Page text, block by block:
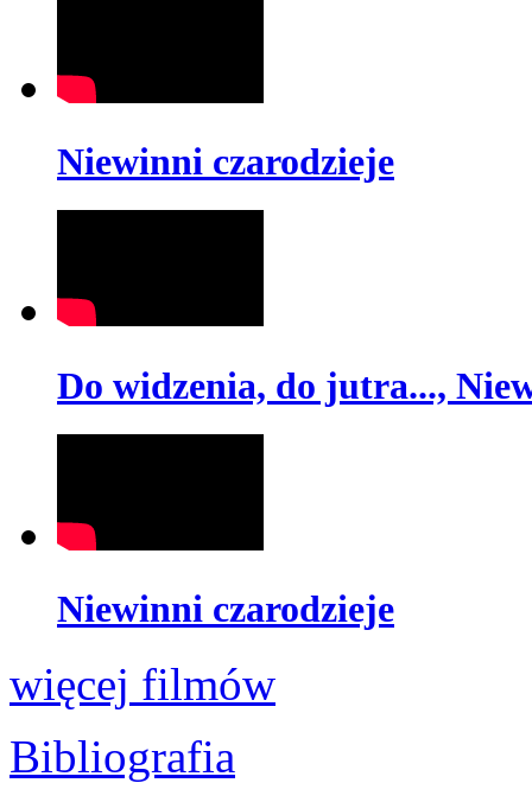
Niewinni czarodzieje
Do widzenia, do jutra...,
Niewinni czarodzieje
więcej filmów
Bibliografia